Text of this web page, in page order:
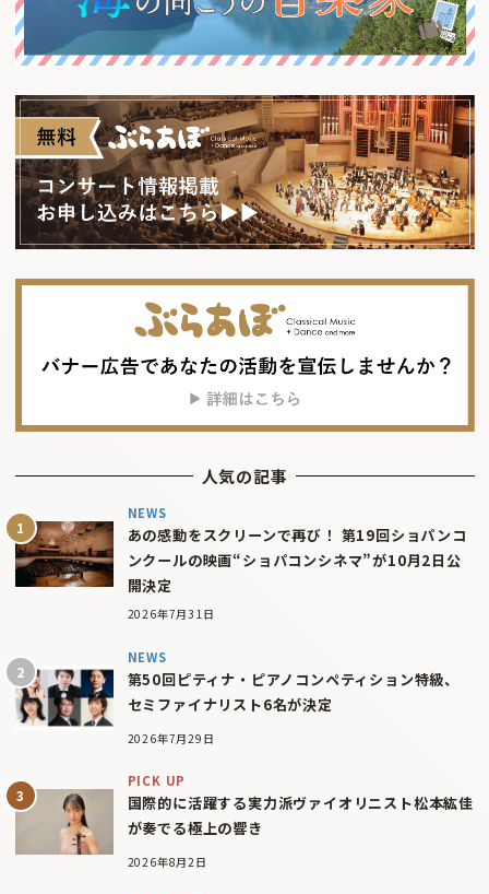
人気の記事
NEWS
あの感動をスクリーンで再び！ 第19回ショパンコ
ンクールの映画“ショパコンシネマ”が10月2日公
開決定
2026年7月31日
NEWS
第50回ピティナ・ピアノコンペティション特級、
セミファイナリスト6名が決定
2026年7月29日
PICK UP
国際的に活躍する実力派ヴァイオリニスト松本紘佳
が奏でる極上の響き
2026年8月2日